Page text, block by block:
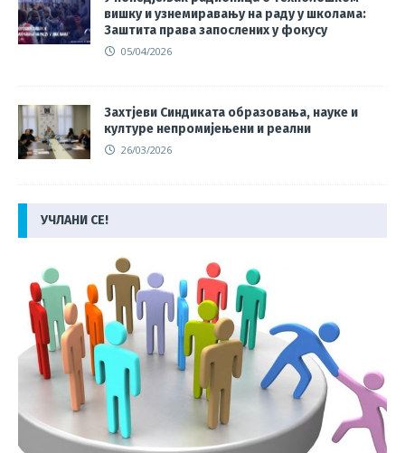
вишку и узнемиравању на раду у школама:
Заштита права запослених у фокусу
05/04/2026
Захтјеви Синдиката образовања, науке и
културе непромијењени и реални
26/03/2026
УЧЛАНИ СЕ!